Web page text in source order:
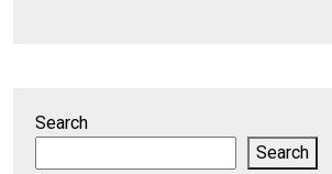
Search
Search